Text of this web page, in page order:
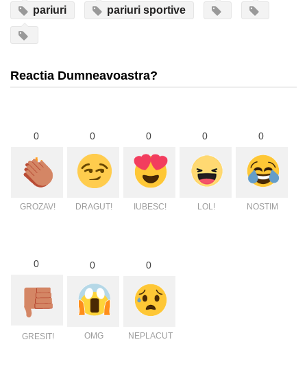
pariuri pariuri sportive
Reactia Dumneavoastra?
0
GROZAV!
0
DRAGUT!
0
IUBESC!
0
LOL!
0
NOSTIM
0
GRESIT!
0
OMG
0
NEPLACUT